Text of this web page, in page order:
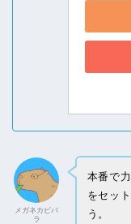
メガネカピバ
ラ
本番で
をセッ
う。